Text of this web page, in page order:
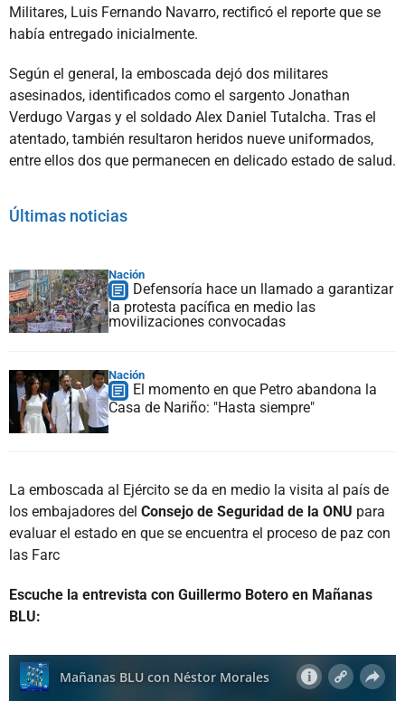
Militares, Luis Fernando Navarro, rectificó el reporte que se
había entregado inicialmente.
Según el general, la emboscada dejó dos militares
asesinados, identificados como el sargento Jonathan
Verdugo Vargas y el soldado Alex Daniel Tutalcha. Tras el
atentado, también resultaron heridos nueve uniformados,
entre ellos dos que permanecen en delicado estado de salud.
Últimas noticias
Nación
Defensoría hace un llamado a garantizar
la protesta pacífica en medio las
movilizaciones convocadas
Nación
El momento en que Petro abandona la
Casa de Nariño: "Hasta siempre"
La emboscada al Ejército se da en medio la visita al país de
los embajadores del Consejo de Seguridad de la ONU para
evaluar el estado en que se encuentra el proceso de paz con
las Farc
Escuche la entrevista con Guillermo Botero en Mañanas
BLU: